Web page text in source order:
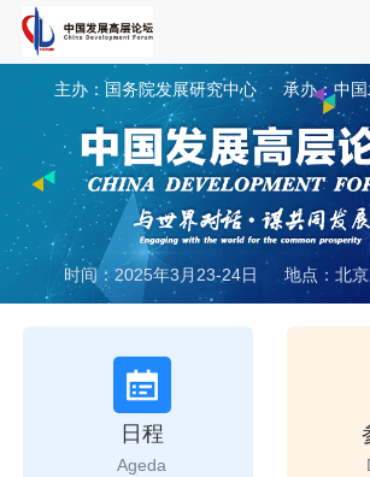
主办：国务院发展研究中心 承办：中
时间：2025年3月23-24日 地点：北
日程
Ageda